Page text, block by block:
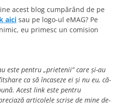
acest blog cumpărând de pe
aici sau pe logo-ul eMAG? Pe
eu primesc un comision
este pentru „prietenii” care și-au
ca să încaseze ei și nu eu, că-
Acest link este pentru
articolele scrise de mine de-